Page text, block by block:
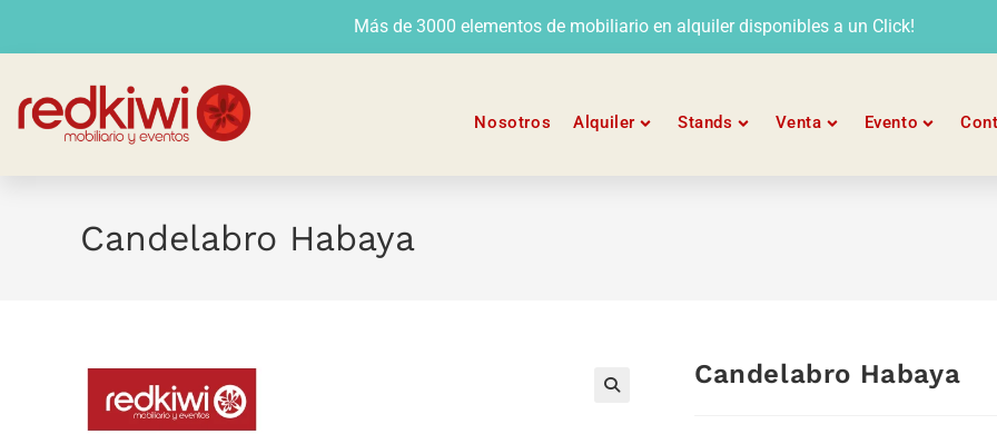
Más de 3000 elementos de mobiliario en alquiler disponibles a un Click!
Nosotros Alquiler Stands Venta Evento
Candelabro Habaya
Candelabro Habaya